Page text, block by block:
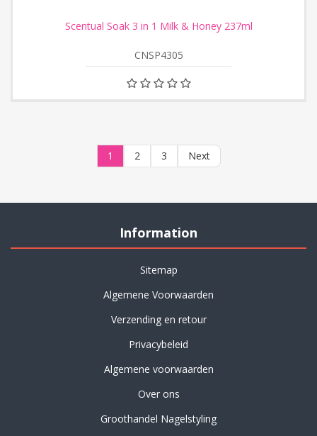
Scentual Soak 3 in 1 Milk & Honey 237ml
CNSP4305
1 2 3 Next
Information
Sitemap
Algemene Voorwaarden
Verzending en retour
Privacybeleid
Algemene voorwaarden
Over ons
Groothandel Nagelstyling